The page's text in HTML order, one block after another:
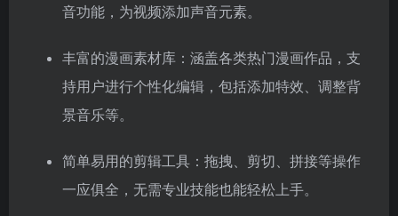
音功能，为视频添加声音元素。
丰富的漫画素材库：涵盖各类热门漫画作品，支
持用户进行个性化编辑，包括添加特效、调整背
景音乐等。
简单易用的剪辑工具：拖拽、剪切、拼接等操作
一应俱全，无需专业技能也能轻松上手。